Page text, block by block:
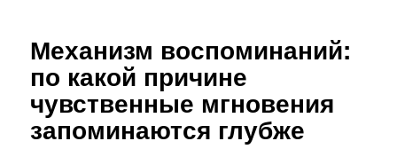
Механизм воспоминаний:
по какой причине
чувственные мгновения
запоминаются глубже